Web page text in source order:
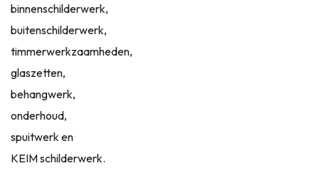
binnenschilderwerk,
buitenschilderwerk,
timmerwerkzaamheden,
glaszetten,
behangwerk,
onderhoud,
spuitwerk en
KEIM schilderwerk.